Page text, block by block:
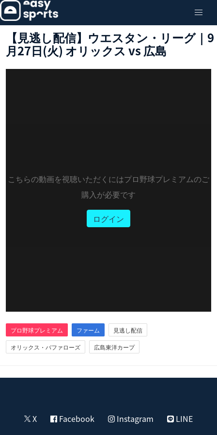
【見逃し配信】ウエスタン・リーグ｜9
月27日(火) オリックス vs 広島
こちらの動画を視聴いただくにはプロ野球プレミアムのご
購入が必要です
ログイン
プロ野球プレミアム ファーム
見逃し配信
オリックス・バファローズ
広島東洋カープ
X Facebook Instagram LINE